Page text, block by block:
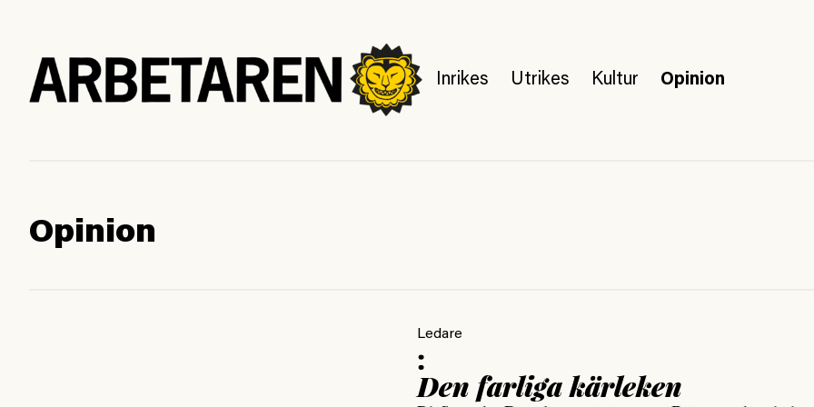
Inrikes Utrikes Kultur Opinion
Opinion
Ledare
:
Den farliga kärleken